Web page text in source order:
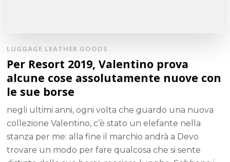
LUGGAGE LEATHER GOODS
Per Resort 2019, Valentino prova
alcune cose assolutamente nuove con
le sue borse
negli ultimi anni, ogni volta che guardo una nuova
collezione Valentino, c’è stato un elefante nella
stanza per me: alla fine il marchio andrà a Devo
trovare un modo per fare qualcosa che si sente